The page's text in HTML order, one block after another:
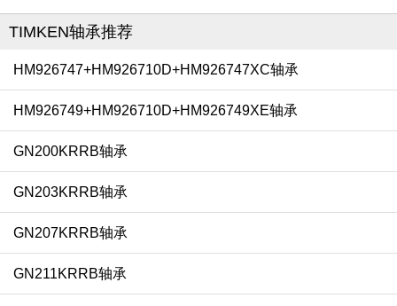
TIMKEN轴承推荐
HM926747+HM926710D+HM926747XC轴承
HM926749+HM926710D+HM926749XE轴承
GN200KRRB轴承
GN203KRRB轴承
GN207KRRB轴承
GN211KRRB轴承